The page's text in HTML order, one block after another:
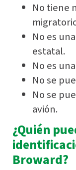
No tiene
No es
estatal.
No es
No se
No se
avión.
¿Quién
Broward?